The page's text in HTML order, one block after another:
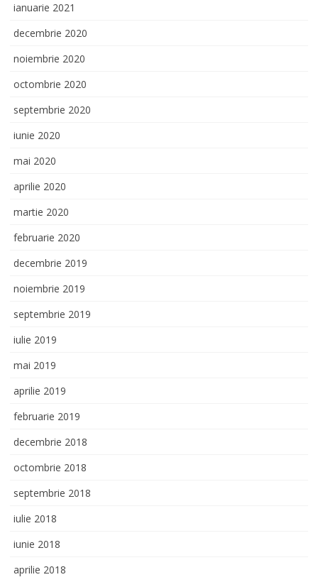
ianuarie 2021
decembrie 2020
noiembrie 2020
octombrie 2020
septembrie 2020
iunie 2020
mai 2020
aprilie 2020
martie 2020
februarie 2020
decembrie 2019
noiembrie 2019
septembrie 2019
iulie 2019
mai 2019
aprilie 2019
februarie 2019
decembrie 2018
octombrie 2018
septembrie 2018
iulie 2018
iunie 2018
aprilie 2018